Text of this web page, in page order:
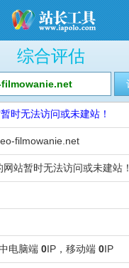
综合评估
时无法访问或未建站！
filmowanie.net
网站暂时无法访问或未建站！
电脑端 0IP，移动端 0IP